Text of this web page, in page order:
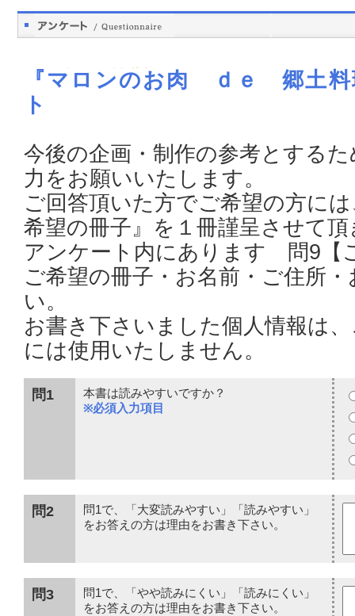
『マロンのお肉 ｄｅ 郷土
ト
今後の企画・制作の参考とする
力をお願いいたします。
ご回答頂いた方でご希望の方に
希望の冊子』を１冊謹呈させて
アンケート内にあります 問9【
ご希望の冊子・お名前・ご住所
い。
お書き下さいました個人情報は
には使用いたしません。
問1
本書は読みやすいですか？
※必須入力項目
問2
問1で、「大変読みやすい」「読みやすい」
をお答えの方は理由をお書き下さい。
問3
問1で、「やや読みにくい」「読みにくい」
をお答えの方は理由をお書き下さい。